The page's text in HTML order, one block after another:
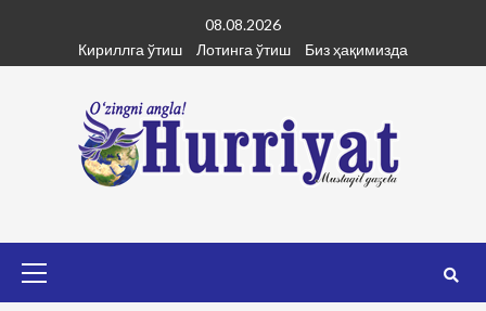
content
08.08.2026
Кириллга ўтиш
Лотинга ўтиш Биз ҳақимизда